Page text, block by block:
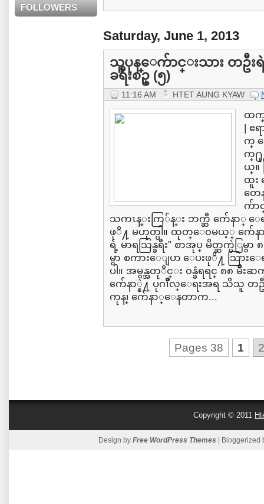
FOLLOWERS
Saturday, June 1, 2013
သူပုန္ေက်ာင္းသား တဦ
ခရီးစဥ္ (၅)
11:16 AM HTET AUNG KYAW
ထက္
| ဧ
က္
က္႐ု
ယ္။
ထူး
တေ
က်ာ
သကၤန္းကြ်န္း ဘက္ဆီ က်ေနာ္ ေရာ
ဖုိ႔ မဟုတ္ပါ။ ထုတ္ေ၀မယ့္ က်ေန
ရဲ့ မာရသြန္ခရီး” စာအုပ္ မိတ္ဆက္ပဲြ
မွာ စကားေျပာ ေပးဖုိ႔ သြ
ပါ။ အမွန္အတုိင္း ၀န္ခံရရင္ ၈၈ မ်ဳိ
က်ေနာ္နဲ႔ ပုဂၢိဳလ္ေရးအရ သိသူ တ
ကုန္၊ က်ေနာ္ေနတာက...
Pages 38 1 2
Copyright © 2011
Design by Free WordPress Themes | Bloggerized